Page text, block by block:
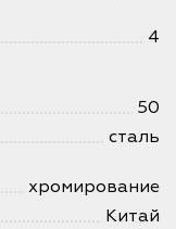
4
50
сталь
хромирование
Китай